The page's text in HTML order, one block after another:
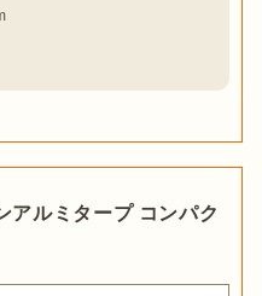
アルミタープ コンパク